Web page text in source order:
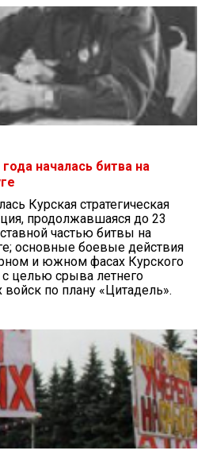
началась битва на
Курская стратегическая
продолжавшаяся до 23
частью битвы на
основные боевые действия
и южном фасах Курского
целью срыва летнего
по плану «Цитадель».